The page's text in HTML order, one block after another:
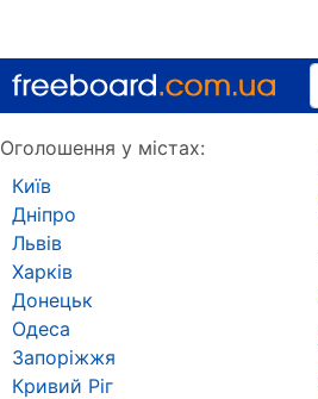
Оголошення у містах:
Київ
Дніпро
Львів
Харків
Донецьк
Одеса
Запоріжжя
Кривий Ріг